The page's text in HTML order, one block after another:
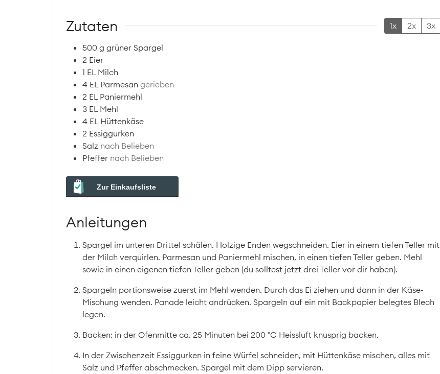
Zutaten 1x 2x 3x
500 g grüner Spargel
2 Eier
1 EL Milch
4 EL Parmesan gerieben
2 EL Paniermehl
3 EL Mehl
4 EL Hüttenkäse
2 Essiggurken
Salz nach Belieben
Pfeffer nach Belieben
Zur Einkaufsliste
Anleitungen
Spargel im unteren Drittel schälen. Holzige Enden wegschneiden. Eier in einem tiefen Teller mit
der Milch verquirlen. Parmesan und Paniermehl mischen, in einen tiefen Teller geben. Mehl
sowie in einen eigenen tiefen Teller geben (du solltest jetzt drei Teller vor dir haben).
Spargeln portionsweise zuerst im Mehl wenden. Durch das Ei ziehen und dann in der Käse-
Mischung wenden. Panade leicht andrücken. Spargeln auf ein mit Backpapier belegtes Blech
legen.
Backen: in der Ofenmitte ca. 25 Minuten bei 200 °C Heissluft knusprig backen.
In der Zwischenzeit Essiggurken in feine Würfel schneiden, mit Hüttenkäse mischen, alles mit
Salz und Pfeffer abschmecken. Spargel mit dem Dipp servieren.